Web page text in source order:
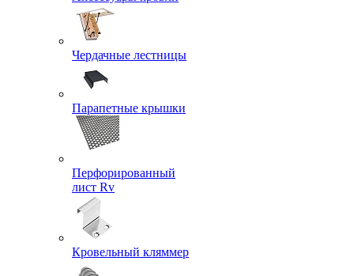
Чердачные лестницы
Парапетные крышки
Перфорированный
лист Rv
Кровельный кляммер